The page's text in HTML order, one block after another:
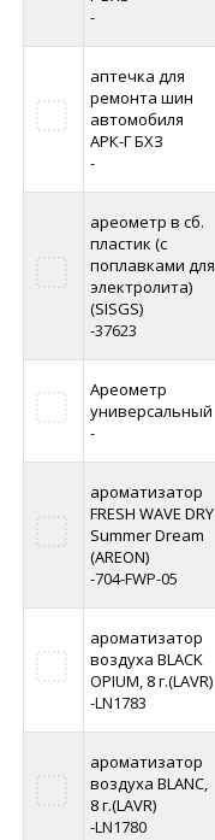
-
аптечка для
ремонта шин
автомобиля
АРК-Г БХЗ
-
ареометр в сб.
пластик (с
поплавками для
электролита)
(SISGS)
-37623
Ареометр
универсальный
-
ароматизатор
FRESH WAVE DRY
Summer Dream
(AREON)
-704-FWP-05
ароматизатор
воздуха BLACK
OPIUM, 8 г.(LAVR)
-LN1783
ароматизатор
воздуха BLANC,
8 г.(LAVR)
-LN1780